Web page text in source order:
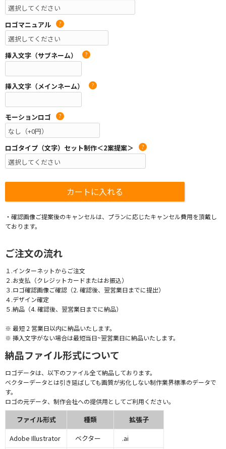
ロゴマニュアル ?
挿入文字（サブネーム） ?
挿入文字（メインネーム） ?
モーションロゴ ?
ロゴタイプ（文字）セット制作＜2案提案＞ ?
・確認画像ご提案後のキャンセルは、プランに応じたキャンセル費用を頂戴し
ております。
ご注文の流れ
１.インターネットからご注文
２.お支払（クレジットカードまたはお振込）
３.ロゴ確認画像ご確認（2. 確認後、翌営業日までに提出）
４.デザイン確定
５.納品（4. 確認後、翌営業日までに納品）
※ 最短 2 営業日以内に納品いたします。
※ 挿入文字がない場合は最短当日~翌営業日に納品いたします。
納品ファイル形式について
ロゴデータは、以下のファイル全て納品しております。
ベクターデータとは引き延ばしても画質が劣化しない制作業界標準のデータで
す。
ロゴの元データ、制作会社への提供用としてご利用ください。
ファイル形式 種類
拡張子
Adobe Illustrator
ベクター
.ai